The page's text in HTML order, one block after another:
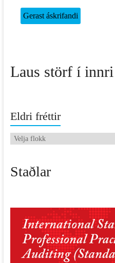
Laus störf í
Eldri fréttir
Eldri
Staðlar